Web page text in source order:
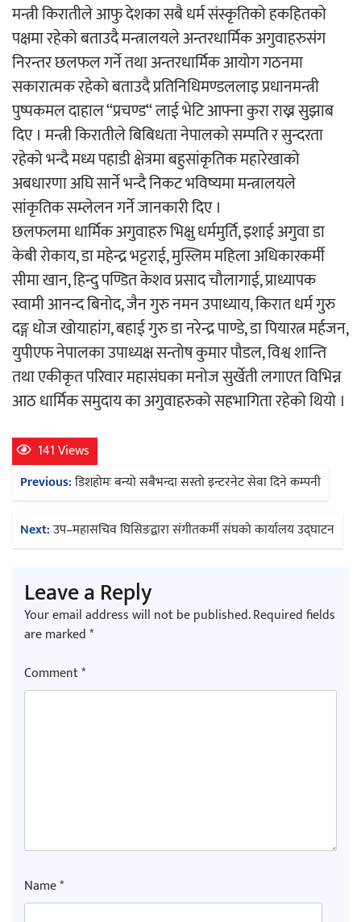
‘दुर्गा’ निर्माण गर्दै सम्राट
चलचित्र ‘माया भनेकै यस्तो होला’को शीर्ष गीत
सार्वजनिक
मन्त्री किरातीले आफु देशका सबै धर्म संस्कृतिको हकहितको
पक्षमा रहेको बताउदै मन्त्रालयले अन्तरधार्मिक अगुवाहरुसंग
निरन्तर छलफल गर्ने तथा अन्तरधार्मिक आयोग गठनमा
सकारात्मक रहेको बताउदै प्रतिनिधिमण्डललाइ प्रधानमन्त्री
पुष्पकमल दाहाल “प्रचण्ड“ लाई भेटि आफ्ना कुरा राख्न सुझाब
दिए । मन्त्री किरातीले बिबिधता नेपालको सम्पति र सुन्दरता
रहेको भन्दै मध्य पहाडी क्षेत्रमा बहुसांकृतिक महारेखाको
अबधारणा अघि सार्ने भन्दै निकट भविष्यमा मन्त्रालयले
सांकृतिक सम्लेलन गर्ने जानकारी दिए ।
छलफलमा धार्मिक अगुवाहरु भिक्षु धर्ममुर्ति, इशाई अगुवा डा
केबी रोकाय, डा महेन्द्र भट्टराई, मुस्लिम महिला अधिकारकर्मी
सीमा खान, हिन्दु पण्डित केशव प्रसाद चौलागाई, प्राध्यापक
स्वामी आनन्द बिनोद, जैन गुरु नमन उपाध्याय, किरात धर्म गुरु
दङ्ग धोज खोयाहांग, बहाई गुरु डा नरेन्द्र पाण्डे, डा पियारत्न मर्हजन,
युपीएफ नेपालका उपाध्यक्ष सन्तोष कुमार पौडल, विश्व शान्ति
तथा एकीकृत परिवार महासंघका मनोज सुर्खेती लगाएत विभिन्न
आठ धार्मिक समुदाय का अगुवाहरुको सहभागिता रहेको थियो ।
141 Views
Post
navigation
Previous:डिशहोमः बन्यो सबैभन्दा सस्तो इन्टरनेट सेवा दिने कम्पनी
Next:उप–महासचिव घिसिङद्वारा संगीतकर्मी संघको कार्यालय उद्घाटन
Leave a Reply
Your email address will not be published.Required fields
are marked*
Comment*
Name*